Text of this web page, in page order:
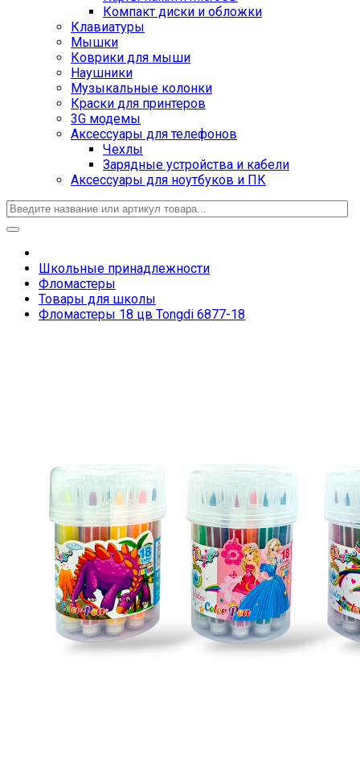
Компакт диски и обложки
Клавиатуры
Мышки
Коврики для мыши
Наушники
Музыкальные колонки
Краски для принтеров
3G модемы
Аксессуары для телефонов
Чехлы
Зарядные устройства и кабели
Аксессуары для ноутбуков и ПК
Школьные принадлежности
Фломастеры
Товары для школы
Фломастеры 18 цв Tongdi 6877-18